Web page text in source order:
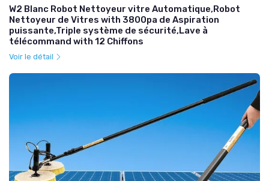
W2 Blanc Robot Nettoyeur vitre Automatique,Robot
Nettoyeur de Vitres with 3800pa de Aspiration
puissante,Triple système de sécurité,Lave à
télécommand with 12 Chiffons
Voir le détail